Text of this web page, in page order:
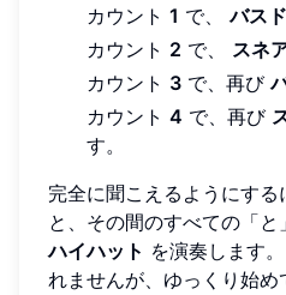
カウント 1 で、バス
カウント 2 で、 スネ
カウント 3 で、再び
カウント 4 で、再び
す。
完全に聞こえるようにする
と、その間のすべての「
ハイハット を演奏します
れませんが、ゆっくり始